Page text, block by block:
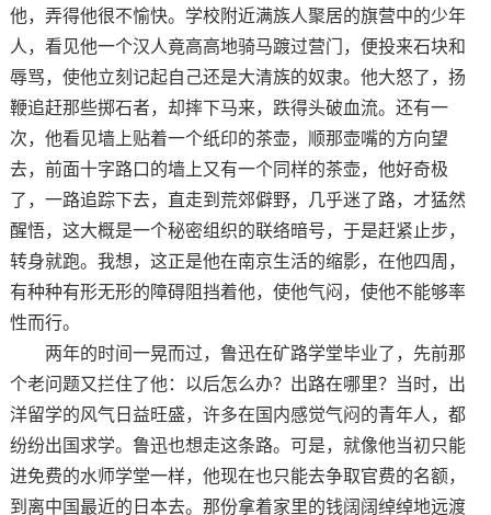
他，弄得他很不愉快。学校附近满族人聚居的旗营中的少年
人，看见他一个汉人竟高高地骑马踱过营门，便投来石块和
辱骂，使他立刻记起自己还是大清族的奴隶。他大怒了，扬
鞭追赶那些掷石者，却摔下马来，跌得头破血流。还有一
次，他看见墙上贴着一个纸印的茶壶，顺那壶嘴的方向望
去，前面十字路口的墙上又有一个同样的茶壶，他好奇极
了，一路追踪下去，直走到荒郊僻野，几乎迷了路，才猛然
醒悟，这大概是一个秘密组织的联络暗号，于是赶紧止步，
转身就跑。我想，这正是他在南京生活的缩影，在他四周，
有种种有形无形的障碍阻挡着他，使他气闷，使他不能够率
性而行。
两年的时间一晃而过，鲁迅在矿路学堂毕业了，先前那
个老问题又拦住了他：以后怎么办？出路在哪里？当时，出
洋留学的风气日益旺盛，许多在国内感觉气闷的青年人，都
纷纷出国求学。鲁迅也想走这条路。可是，就像他当初只能
进免费的水师学堂一样，他现在也只能去争取官费的名额，
到离中国最近的日本去。那份拿着家里的钱阔阔绰绰地远渡